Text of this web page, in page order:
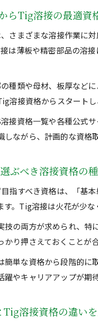
らTig溶接の最適資
さまざまな溶接作業に
は薄板や精密部品の溶
種類や母材、板厚など
溶接資格からスタート
接資格一覧や各種公式
しながら、計画的な資格
ぶべき溶接資格の
指すべき資格は、「基
す。Tig溶接は火花が少
技の両方が求められ、特
り押さえておくことが
簡単な資格から段階的
やキャリアアップが期
Tig溶接資格の違い